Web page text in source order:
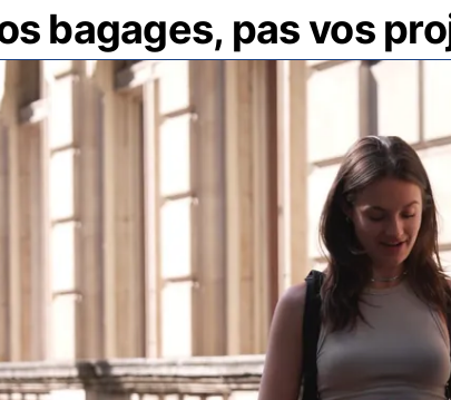
bagages, pas vos